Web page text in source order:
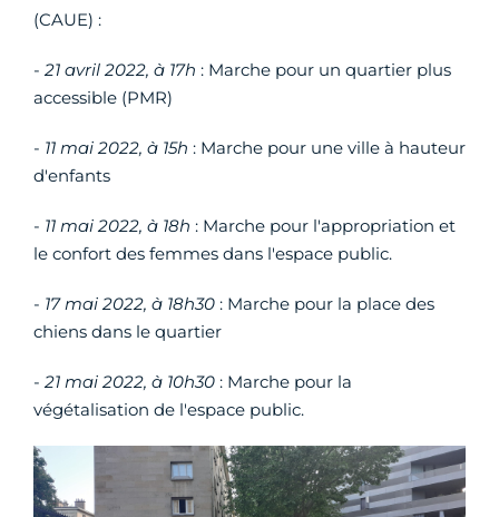
(CAUE) :
-21 avril 2022, à 17h : Marche pour un quartier plus
accessible (PMR)
- 11 mai 2022, à 15h : Marche pour une ville à hauteur
d'enfants
- 11 mai 2022, à 18h : Marche pour l'appropriation et
le confort des femmes dans l'espace public.
- 17 mai 2022, à 18h30 : Marche pour la place des
chiens dans le quartier
-21 mai 2022, à 10h30 : Marche pour la
végétalisation de l'espace public.